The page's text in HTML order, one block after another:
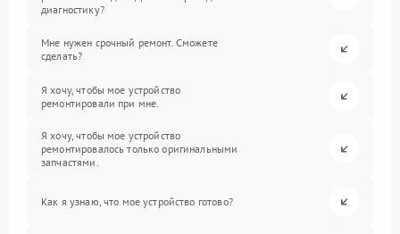
диагностику?
Мне нужен срочный ремонт. Сможете
сделать?
Я хочу, чтобы мое устройство
ремонтировали при мне.
Я хочу, чтобы мое устройство
ремонтировалось только оригинальными
запчастями.
Как я узнаю, что мое устройство готово?